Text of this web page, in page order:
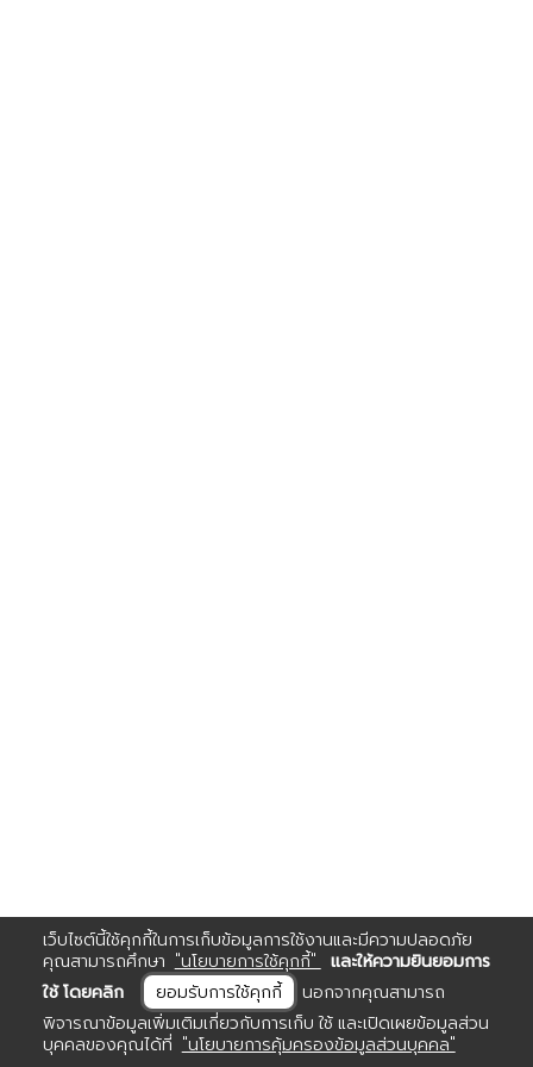
เว็บไซต์นี้ใช้คุกกี้ในการเก็บข้อมูลการใช้งานและมีความปลอดภัย
คุณสามารถศึกษา "นโยบายการใช้คุกกี้"
และให้ความยินยอมการ
ใช้ โดยคลิก
ยอมรับการใช้คุกกี้
นอกจากคุณสามารถ
พิจารณาข้อมูลเพิ่มเติมเกี่ยวกับการเก็บ ใช้ และเปิดเผยข้อมูลส่วน
บุคคลของคุณได้ที่ "นโยบายการคุ้มครองข้อมูลส่วนบุคคล"